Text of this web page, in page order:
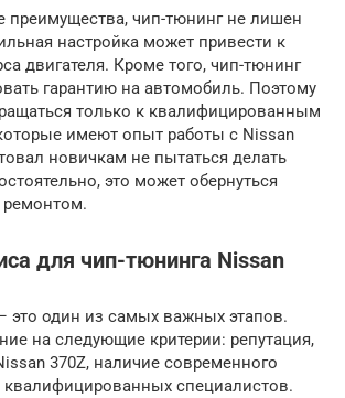
преимущества, чип-тюнинг не лишен
настройка может привести к
двигателя. Кроме того, чип-тюнинг
гарантию на автомобиль. Поэтому
только к квалифицированным
имеют опыт работы с Nissan
новичкам не пытаться делать
это может обернуться
для чип-тюнинга Nissan
это один из самых важных этапов.
на следующие критерии: репутация,
370Z, наличие современного
квалифицированных специалистов.